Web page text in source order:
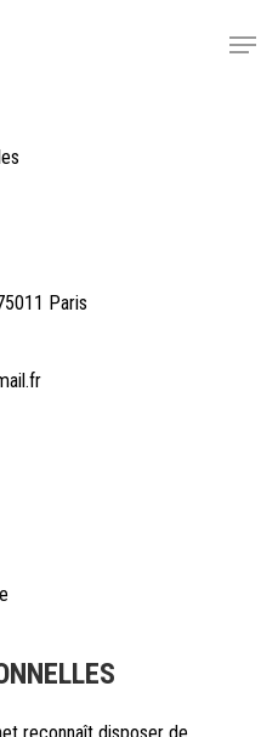
Menu
Paris